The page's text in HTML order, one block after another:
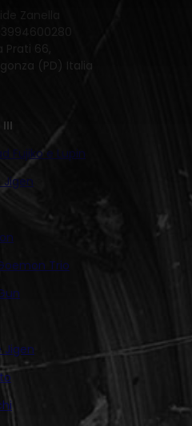
Prati 66,
(PD) Italia
III
Fujiko e Lupin
Trio
Jigen